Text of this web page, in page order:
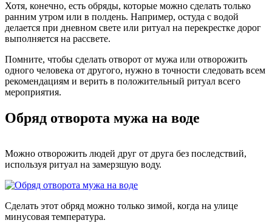
Хотя, конечно, есть обряды, которые можно сделать только
ранним утром или в полдень. Например, остуда с водой
делается при дневном свете или ритуал на перекрестке дорог
выполняется на рассвете.
Помните, чтобы сделать отворот от мужа или отворожить
одного человека от другого, нужно в точности следовать всем
рекомендациям и верить в положительный ритуал всего
мероприятия.
Обряд отворота мужа на воде
Можно отворожить людей друг от друга без последствий,
используя ритуал на замерзшую воду.
Сделать этот обряд можно только зимой, когда на улице
минусовая температура.